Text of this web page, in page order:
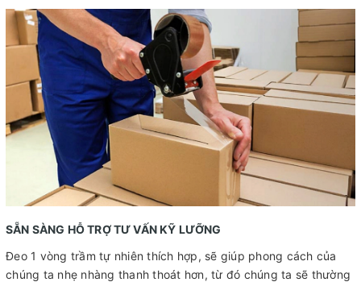
SẴN SÀNG HỖ TRỢ TƯ VẤN KỸ LƯỠNG
Đeo 1 vòng trầm tự nhiên thích hợp, sẽ giúp phong cách của
chúng ta nhẹ nhàng thanh thoát hơn, từ đó chúng ta sẽ thường